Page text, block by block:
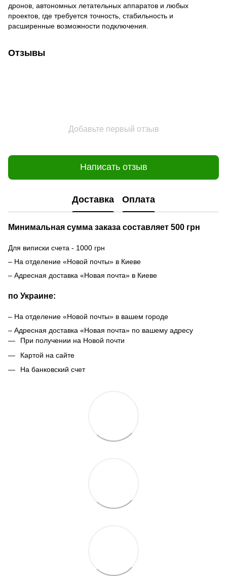
дронов, автономных летательных аппаратов и любых
проектов, где требуется точность, стабильность и
расширенные возможности подключения.
Отзывы
Добавьте первый отзыв
Написать отзыв
Доставка Оплата
Минимальная сумма заказа составляет 500 грн
Для виписки счета - 1000 грн
– На отделение «Новой почты» в Киеве
– Адресная доставка «Новая почта» в Киеве
по Украине:
– На отделение «Новой почты» в вашем городе
– Адресная доставка «Новая почта» по вашему адресу
При получении на Новой почти
Картой на сайте
На банковский счет